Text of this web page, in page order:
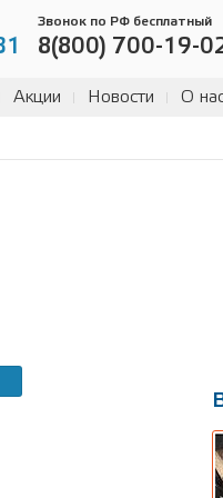
Звонок по РФ бесплатный
8(800) 700-19-
Акции Новости О